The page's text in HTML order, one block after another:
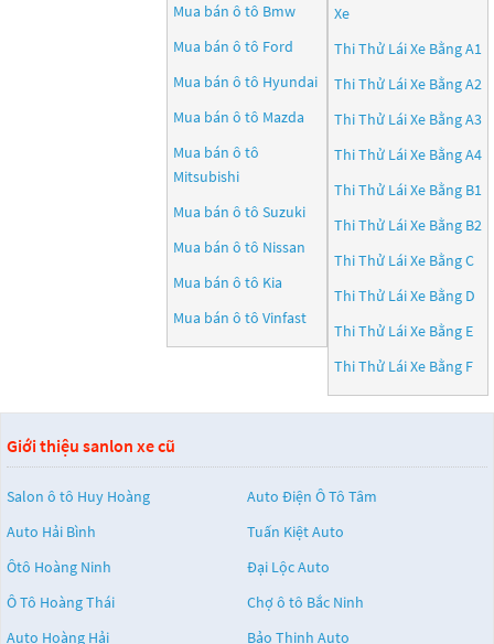
Mua bán ô tô Bmw
Mua bán ô tô Ford
Mua bán ô tô Hyundai
Mua bán ô tô Mazda
Mua bán ô tô
Mitsubishi
Mua bán ô tô Suzuki
Mua bán ô tô Nissan
Mua bán ô tô Kia
Mua bán ô tô Vinfast
Xe
Thi Thử Lái Xe Bằng A1
Thi Thử Lái Xe Bằng A2
Thi Thử Lái Xe Bằng A3
Thi Thử Lái Xe Bằng A4
Thi Thử Lái Xe Bằng B1
Thi Thử Lái Xe Bằng B2
Thi Thử Lái Xe Bằng C
Thi Thử Lái Xe Bằng D
Thi Thử Lái Xe Bằng E
Thi Thử Lái Xe Bằng F
Giới thiệu sanlon xe cũ
Salon ô tô Huy Hoàng
Auto Điện Ô Tô Tâm
Auto Hải Bình
Tuấn Kiệt Auto
Ôtô Hoàng Ninh
Đại Lộc Auto
Ô Tô Hoàng Thái
Chợ ô tô Bắc Ninh
Auto Hoàng Hải
Bảo Thịnh Auto